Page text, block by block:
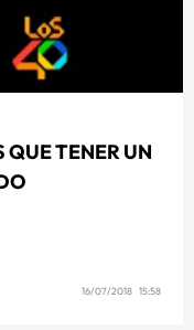
QUE TENER UN
16/07/2018 15:58